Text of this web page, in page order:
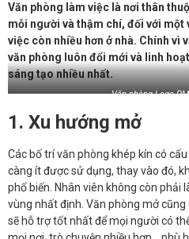
Văn phòng làm việc là nơi thân
mỗi người và thậm chí, đối với một
việc còn nhiều hơn ở nhà. Chính vì
văn phòng luôn đổi mới và linh
sáng tạo nhiều nhất.
Văn phòng Lego
1. Xu hướng mở
Các bố trí văn phòng khép kín có
càng ít được sử dụng, thay vào đó,
phổ biến. Nhân viên không còn phải
vùng nhất định. Văn phòng mở
sẽ hỗ trợ tốt nhất để mọi người có